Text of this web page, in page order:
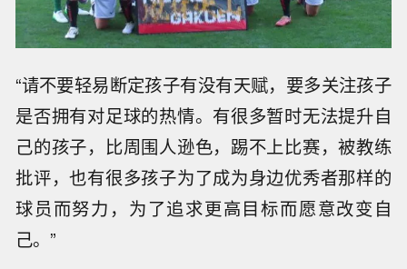
“请不要轻易断定孩子有没有天赋，要多关注孩子
是否拥有对足球的热情。有很多暂时无法提升自
己的孩子，比周围人逊色，踢不上比赛，被教练
批评，也有很多孩子为了成为身边优秀者那样的
球员而努力，为了追求更高目标而愿意改变自
己。”